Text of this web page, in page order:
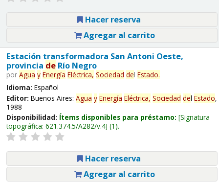
Hacer reserva
Agregar al carrito
Estación transformadora San Antoni Oeste,
provincia deRío Negro
por Agua y Energía Eléctrica, Sociedad del Estado.
Idioma: Español
Editor: Buenos Aires: Agua y Energía Eléctrica, Sociedad del Estado,
1988
Disponibilidad: Ítems disponibles para préstamo: Signatura
topográfica: 621.374.5/A282/v.4 (1).
Hacer reserva
Agregar al carrito